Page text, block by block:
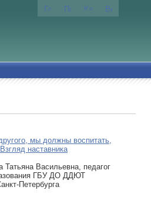
мы должны воспитать,
наставника
Татьяна Васильевна, педагог
ГБУ ДО ДДЮТ
Петербурга